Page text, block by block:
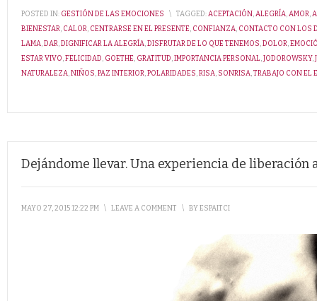
POSTED IN: GESTIÓN DE LAS EMOCIONES \ TAGGED:ACEPTACIÓN,ALEGRÍA,AMOR,
BIENESTAR, CALOR, CENTRARSE EN EL PRESENTE, CONFIANZA, CONTACTO CON LOS
LAMA,DAR,DIGNIFICAR LA ALEGRÍA,DISFRUTAR DE LO QUE TENEMOS,DOLOR,
ESTAR VIVO,FELICIDAD, GOETHE, GRATITUD,IMPORTANCIA PERSONAL,JODOROWSKY,
NATURALEZA,NIÑOS,PAZ INTERIOR,POLARIDADES,RISA, SONRISA,TRABAJO CON EL
Dejándome llevar. Una experiencia de liberación
MAYO 27, 2015 12:22 PM \ LEAVE A COMMENT \ BYESPAITCI